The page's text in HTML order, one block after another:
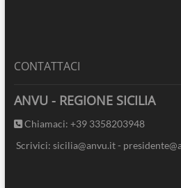
CONTATTACI
ANVU - REGIONE SICILIA
Chiamaci: +39 3358203948
Scrivici: sicilia@anvu.it -